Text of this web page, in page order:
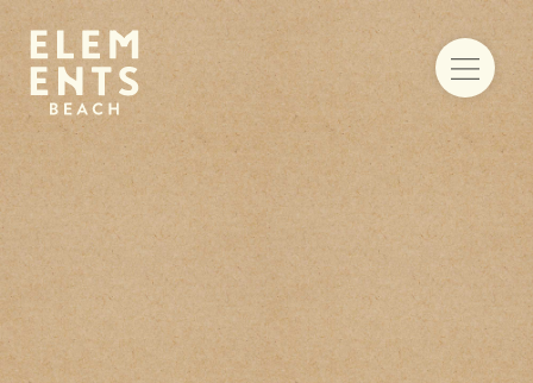
Food & drinks
Iets te vieren
Trouwen aan zee